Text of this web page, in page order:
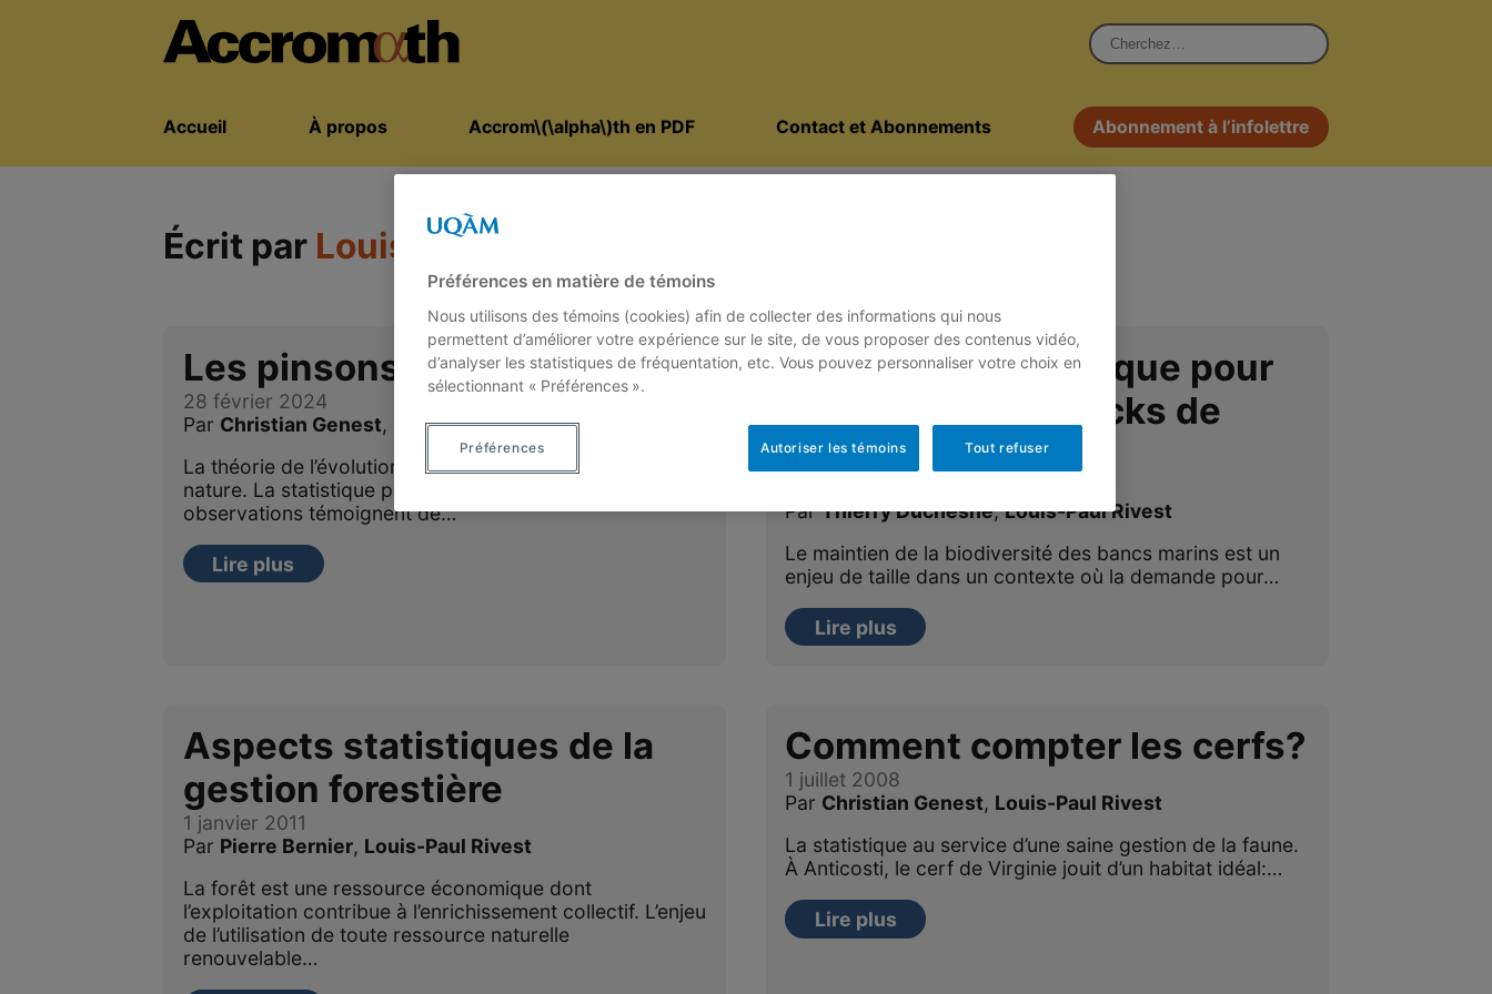
Rechercher :
Accueil À propos Accrom\(\alpha\)th en PDF Contact et Abonnements Abonnement à l’infolettre
Écrit par Louis-Paul Rivest
Les pinsons de Darwin
28 février 2024
Par Christian Genest,
Louis-Paul Rivest
La théorie de l’évolution s’appuie sur l’observation de la
nature. La statistique permet de déterminer si ces
observations témoignent de…
Lire plus
Un modèle statistique pour
la gestion des stocks de
poissons
ParThierry Duchesne,Louis-Paul Rivest
Le maintien de la biodiversité des bancs marins est un
enjeu de taille dans un contexte où la demande pour…
Lire plus
Aspects statistiques de la
gestion forestière
1 janvier 2011
Par Pierre Bernier, Louis-Paul Rivest
La forêt est une ressource économique dont
l’exploitation contribue à l’enrichissement collectif. L’enjeu
de l’utilisation de toute ressource naturelle
renouvelable…
Comment compter les cerfs?
1 juillet 2008
Par Christian Genest, Louis-Paul Rivest
La statistique au service d’une saine gestion de la faune.
À Anticosti, le cerf de Virginie jouit d’un habitat idéal:…
Lire plus
Préférences en matière de témoins
Nous utilisons des témoins (cookies) afin de collecter des informations qui nous
permettent d’améliorer votre expérience sur le site, de vous proposer des contenus vidéo,
d’analyser les statistiques de fréquentation, etc. Vous pouvez personnaliser votre choix en
sélectionnant « Préférences ».
Tout refuser
Autoriser les témoins
Préférences